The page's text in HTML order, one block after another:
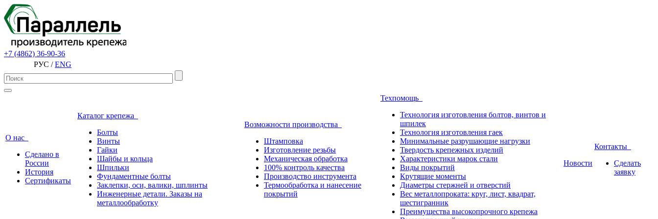
+7 (4862) 36-90-36
РУС / ENG
О нас
Сделано в
России
История
Сертификаты
Каталог крепежа
Болты
Винты
Гайки
Шайбы и кольца
Шпильки
Фундаментные болты
Заклепки, оси, валики, шплинты
Инженерные детали. Заказы на
металлообработку
Возможности производства
Штамповка
Изготовление резьбы
Механическая обработка
100% контроль качества
Производство инструмента
Термообработка и нанесение
покрытий
Техпомощь
Технология изготовления болтов, винтов и
шпилек
Технология изготовления гаек
Минимальные разрушающие нагрузки
Твердость крепежных изделий
Характеристики марок стали
Виды покрытий
Крутящие моменты
Диаметры стержней и отверстий
Вес металлопроката: круг, лист, квадрат,
шестигранник
Преимущества высокопрочного крепежа
Новости
Контакты
Сделать
заявку